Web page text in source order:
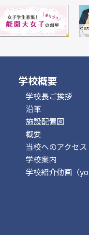
学校概要
学校長ご挨拶
沿革
施設配置図
概要
当校へのアクセス
学校案内
学校紹介動画（